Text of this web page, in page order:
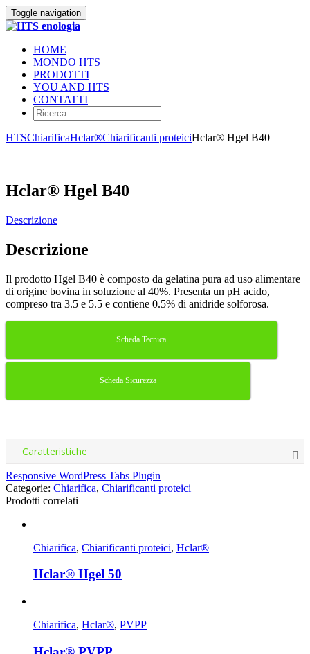
Toggle navigation
HOME
MONDO HTS
PRODOTTI
YOU AND HTS
CONTATTI
HTSChiarificaHclar®Chiarificanti proteiciHclar® Hgel B40
Hclar® Hgel B40
Descrizione
Descrizione
Il prodotto Hgel B40 è composto da gelatina pura ad uso alimentare
di origine bovina in soluzione al 40%. Presenta un pH acido,
compreso tra 3.5 e 5.5 e contiene 0.5% di anidride solforosa.
Scheda Tecnica
Scheda Sicurezza
Caratteristiche
Responsive WordPress Tabs Plugin
Categorie: Chiarifica, Chiarificanti proteici
Prodotti correlati
Chiarifica, Chiarificanti proteici, Hclar®
Hclar® Hgel 50
Chiarifica, Hclar®, PVPP